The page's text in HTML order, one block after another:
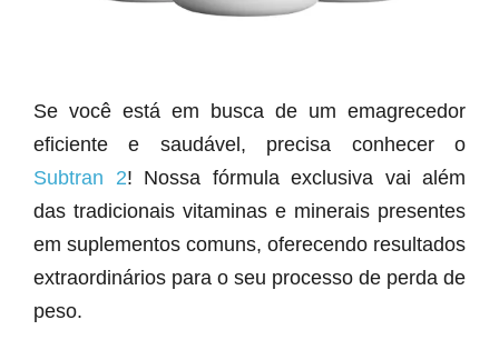
Se você está em busca de um emagrecedor
eficiente e saudável, precisa conhecer o
Subtran 2! Nossa fórmula exclusiva vai além
das tradicionais vitaminas e minerais presentes
em suplementos comuns, oferecendo resultados
extraordinários para o seu processo de perda de
peso.